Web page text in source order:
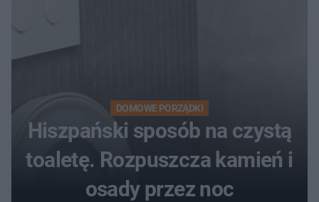
DOMOWE PORZĄDKI
Hiszpański sposób na czystą
toaletę. Rozpuszcza kamień i
osady przez noc